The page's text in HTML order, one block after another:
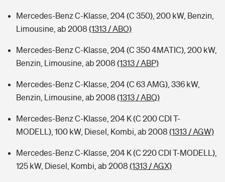
Mercedes-Benz C-Klasse, 204 (C 350), 200 kW, Benzin,
Limousine, ab 2008 (1313 / ABO)
Mercedes-Benz C-Klasse, 204 (C 350 4MATIC), 200 kW,
Benzin, Limousine, ab 2008 (1313 / ABP)
Mercedes-Benz C-Klasse, 204 (C 63 AMG), 336 kW,
Benzin, Limousine, ab 2008 (1313 / ABQ)
Mercedes-Benz C-Klasse, 204 K (C 200 CDI T-
MODELL), 100 kW, Diesel, Kombi, ab 2008 (1313 / AGW)
Mercedes-Benz C-Klasse, 204 K (C 220 CDI T-MODELL),
125 kW, Diesel, Kombi, ab 2008 (1313 / AGX)